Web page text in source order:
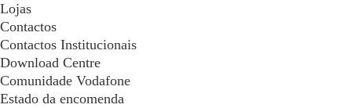
Lojas
Contactos
Contactos Institucionais
Download Centre
Comunidade Vodafone
Estado da encomenda